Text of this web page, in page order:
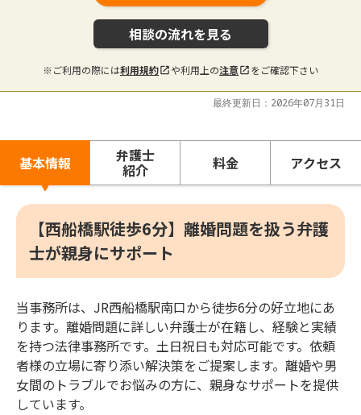
相談の流れを見る
※ご利用の際には利用規約 や利用上の注意 をご確認下さい
最終更新日：2026年07月31日
基本情報 弁護士
紹介 料金 アクセス
【西船橋駅徒歩6分】離婚問題を扱う弁護
士が親身にサポート
当事務所は、JR西船橋駅南口から徒歩6分の好立地にあ
ります。離婚問題に詳しい弁護士が在籍し、経験と実績
を持つ法律事務所です。土日祝日も対応可能です。依頼
者様の立場に寄り添い解決策をご提案します。離婚や男
女間のトラブルでお悩みの方に、親身なサポートを提供
しています。